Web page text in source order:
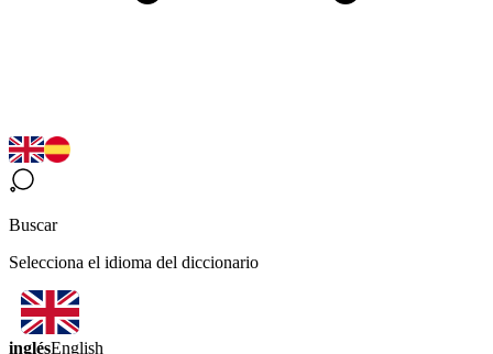
Buscar
Selecciona el idioma del diccionario
inglésEnglish